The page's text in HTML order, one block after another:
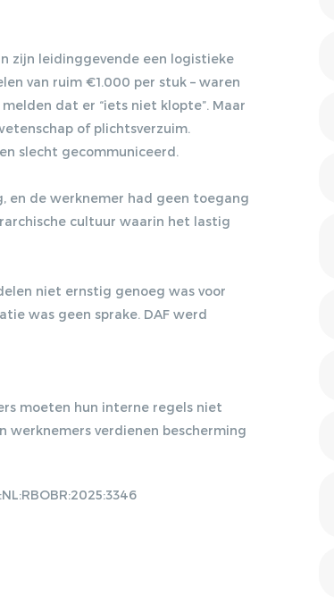
KOSER KAYA,
LENTEAKKOORD EN
HOOFDLIJNENNOTITIE
KAMP, 05-10-2012, NJB
2012/1951
STRAFRECHTELIJK
VERLEDEN. WIE ZWIJGT
HET SOCIAAL AKKOORD,
10-09-2013, NJB
2013/1931
2015, ARBEIDSRECHT
2015/50
zijn leidinggevende een logistieke
van ruim €1.000 per stuk – waren
dat er “iets niet klopte”. Maar
of plichtsverzuim.
slecht gecommuniceerd.
en de werknemer had geen toegang
cultuur waarin het lastig
niet ernstig genoeg was voor
was geen sprake. DAF werd
moeten hun interne regels niet
werknemers verdienen bescherming
elit. Nulla in vestibulum massa. Fusce eu
erat, quis ultricies ex. Cras placerat suscip.